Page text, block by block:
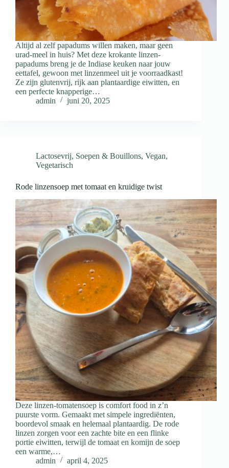
Altijd al zelf papadums willen maken, maar geen
urad-meel in huis? Met deze krokante linzen-
papadums breng je de Indiase keuken naar jouw
eettafel, gewoon met linzenmeel uit je voorraadkast!
Ze zijn glutenvrij, rijk aan plantaardige eiwitten, en
een perfecte knapperige…
admin
juni 20, 2025
Lactosevrij, Soepen & Bouillons, Vegan,
Vegetarisch
Rode linzensoep met tomaat en kruidige twist
Deze linzen-tomatensoep is comfort food in z’n
puurste vorm. Gemaakt met simpele ingrediënten,
boordevol smaak en helemaal plantaardig. De rode
linzen zorgen voor een zachte bite en een flinke
portie eiwitten, terwijl de tomaat en komijn de soep
een warme,…
admin
april 4, 2025